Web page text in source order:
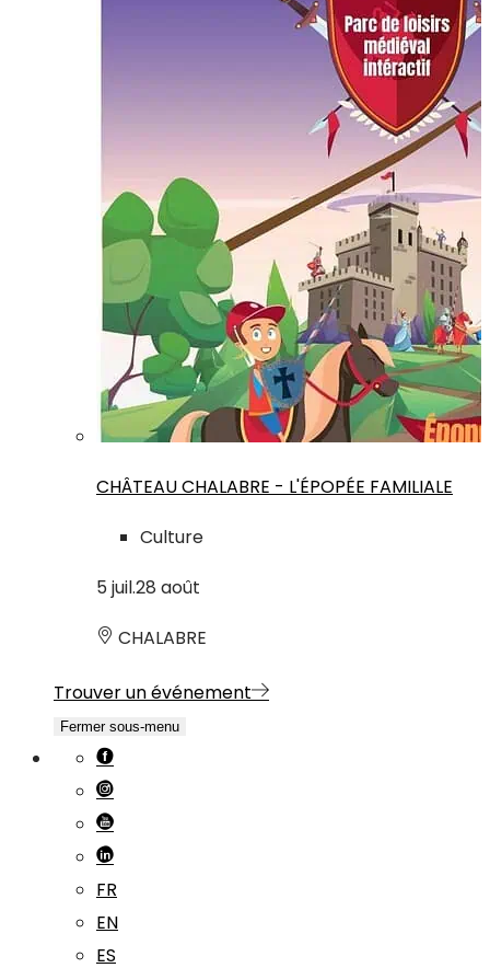
CHÂTEAU CHALABRE - L'ÉPOPÉE FAMILIALE
Culture
5 juil.28 août
CHALABRE
Trouver un événement
Fermer sous-menu
FR
EN
ES